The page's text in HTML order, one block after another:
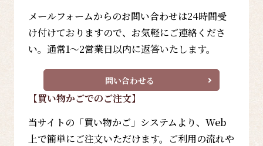
メールフォームからのお問い合わせは24時間受
け付けておりますので、お気軽にご連絡くださ
い。通常1～2営業日以内に返答いたします。
問い合わせる
【買い物かごでのご注文】
当サイトの「買い物かご」システムより、Web
上で簡単にご注文いただけます。ご利用の流れや